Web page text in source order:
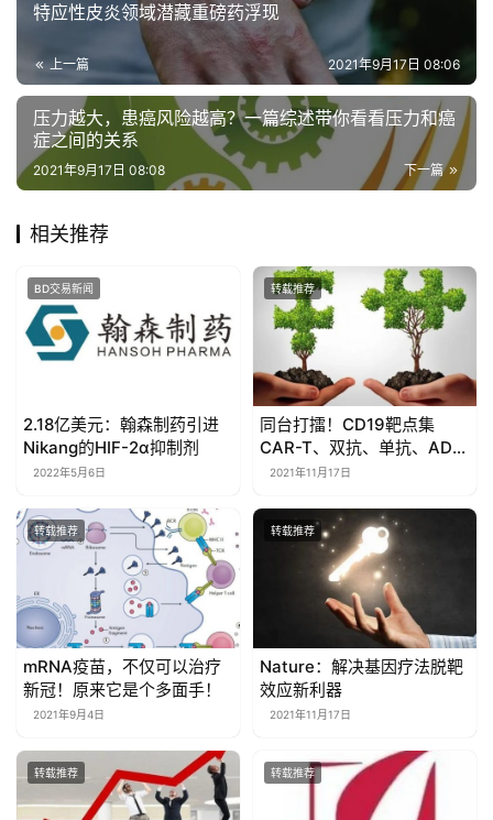
特应性皮炎领域潜藏重磅药浮现
上一篇 2021年9月17日 08:06
压力越大，患癌风险越高？一篇综述带你看看压力和癌
症之间的关系
下一篇
2021年9月17日 08:08
相关推荐
BD交易新闻
2.18亿美元：翰森制药引进
Nikang的HIF-2α抑制剂
2022年5月6日
转载推荐
同台打擂！CD19靶点集
CAR-T、双抗、单抗、ADC
四路“开花”
2021年11月17日
转载推荐
mRNA疫苗，不仅可以治疗
新冠！原来它是个多面手！
2021年9月4日
转载推荐
Nature：解决基因疗法脱靶
效应新利器
2021年11月17日
转载推荐 转载推荐